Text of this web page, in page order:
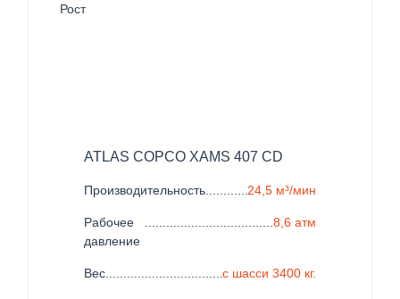
ATLAS COPCO XAMS 407 CD
Производительность 24,5 м³/мин
Рабочее
давление
8,6 атм
Вес с шасси 3400 кг.